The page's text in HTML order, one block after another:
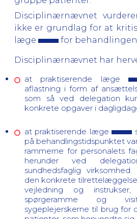
Disciplinærnævnet
ikke er grundlag for at
læge
for
Disciplinærnævnet har
at praktiserende læge
aflastning i form af
som så ved delegation
konkrete opgaver i
at praktiserende læge
på behandlingstidspunktet
rammerne for personalets
herunder ved
sundhedsfaglig
den konkrete
vejledning og instrukser,
spørgeramme og
sygeplejerskerne til brug for